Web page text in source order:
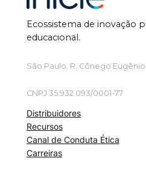
Ecossistema de inovação
educacional.
São Paulo. R. Cônego
CNPJ 35.932.093/0001-77
Distribuidores
Recursos
Canal de Conduta Ética
Carreiras